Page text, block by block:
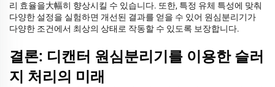
리 효율을大幅히 향상시킬 수 있습니다. 또한, 특정 유체 특성에 맞춰
다양한 설정을 실험하면 개선된 결과를 얻을 수 있어 원심분리기가
다양한 조건에서 최상의 상태로 작동할 수 있도록 보장합니다.
결론: 디캔터 원심분리기를 이용한 슬러
지 처리의 미래